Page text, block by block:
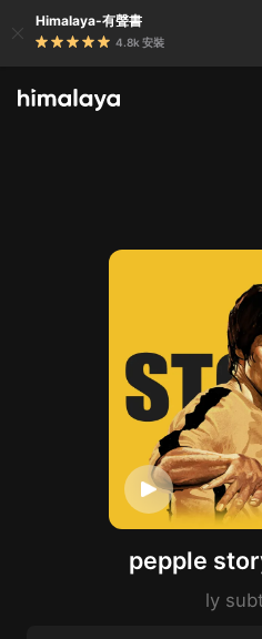
Himalaya-有聲書
4.8k 安裝
pepple
ly